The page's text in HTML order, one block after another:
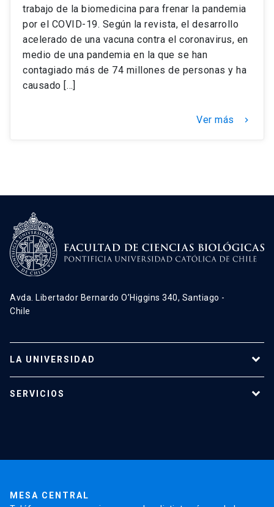
trabajo de la biomedicina para frenar la pandemia
por el COVID-19. Según la revista, el desarrollo
acelerado de una vacuna contra el coronavirus, en
medio de una pandemia en la que se han
contagiado más de 74 millones de personas y ha
causado […]
Ver más keyboard_arrow_right
Avda. Libertador Bernardo O’Higgins 340, Santiago -
Chile
LA UNIVERSIDAD
Admisión
SERVICIOS
MESA CENTRAL